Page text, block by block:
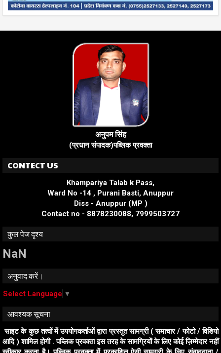
अनुपम सिंह
(प्रधान संपादक)पब्लिक प्रवक्ता
CONTECT US
Khampariya Talab k Pass,
Ward No -14 , Purani Basti, Anuppur
Diss - Anuppur (MP )
Contact no - 8878230088, 7999503727
कुल पेज दृश्य
NaN
अनुवाद करें।
Select Language ▼
आवश्यक सूचना
साइट के कुछ तत्वों में उपयोगकर्ताओं द्वारा प्रस्तुत सामग्री ( समाचार / फोटो / विडियो
आदि ) शामिल होगी . पब्लिक प्रवक्ता इस तरह के सामग्रियों के लिए कोई ज़िम्मेदार नहीं